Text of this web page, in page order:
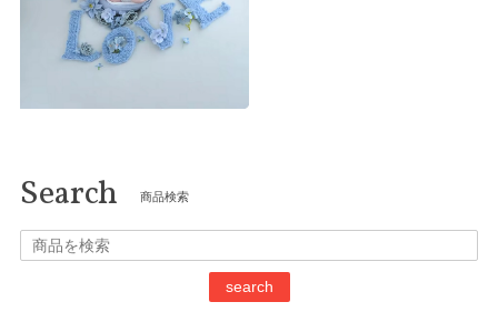
Search 商品検索
search